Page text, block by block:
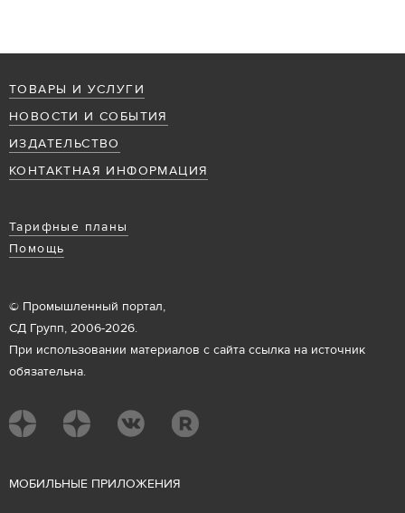
ТОВАРЫ И УСЛУГИ
НОВОСТИ И СОБЫТИЯ
ИЗДАТЕЛЬСТВО
КОНТАКТНАЯ ИНФОРМАЦИЯ
Тарифные планы
Помощь
© Промышленный портал,
СД Групп, 2006-2026.
При использовании материалов с сайта ссылка на источник
обязательна.
МОБИЛЬНЫЕ ПРИЛОЖЕНИЯ